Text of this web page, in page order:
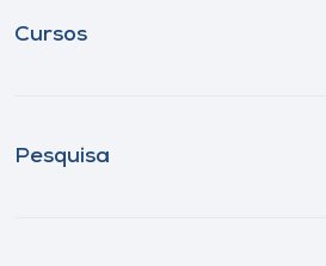
Cursos
Pesquisa